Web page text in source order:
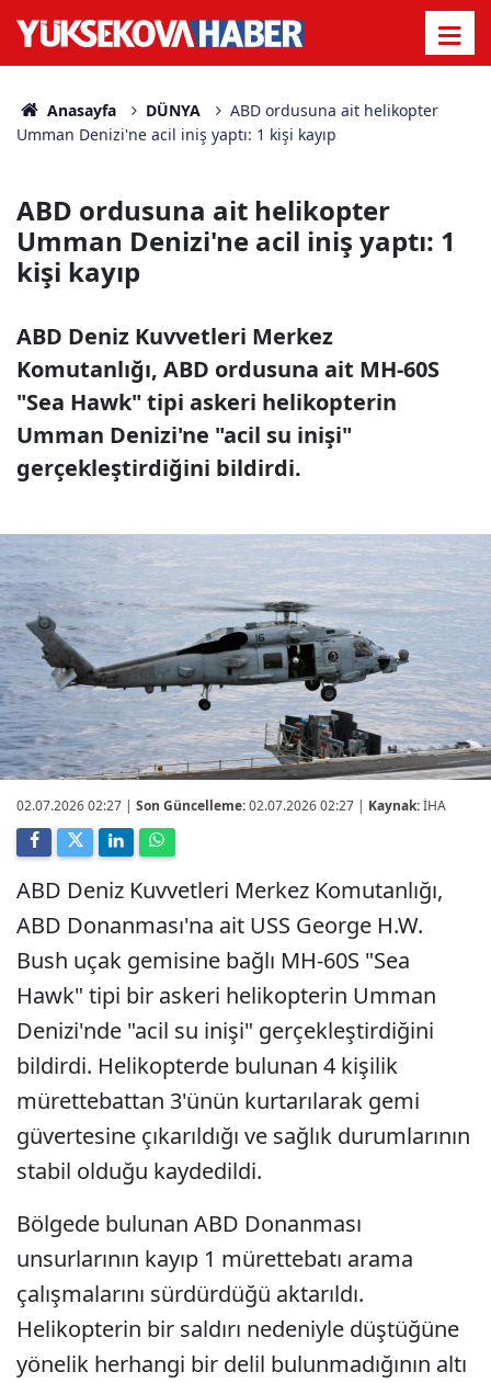
Anasayfa DÜNYA
ABD ordusuna ait helikopter
Umman Denizi'ne acil iniş yaptı: 1 kişi kayıp
ABD ordusuna ait helikopter
Umman Denizi'ne acil iniş yaptı: 1
kişi kayıp
ABD Deniz Kuvvetleri Merkez
Komutanlığı, ABD ordusuna ait MH-60S
"Sea Hawk" tipi askeri helikopterin
Umman Denizi'ne "acil su inişi"
gerçekleştirdiğini bildirdi.
02.07.2026 02:27 | Son Güncelleme:02.07.2026 02:27 | Kaynak:İHA
ABD Deniz Kuvvetleri Merkez Komutanlığı,
ABD Donanması'na ait USS George H.W.
Bush uçak gemisine bağlı MH-60S "Sea
Hawk" tipi bir askeri helikopterin Umman
Denizi'nde "acil su inişi" gerçekleştirdiğini
bildirdi. Helikopterde bulunan 4 kişilik
mürettebattan 3'ünün kurtarılarak gemi
güvertesine çıkarıldığı ve sağlık durumlarının
stabil olduğu kaydedildi.
Bölgede bulunan ABD Donanması
unsurlarının kayıp 1 mürettebatı arama
çalışmalarını sürdürdüğü aktarıldı.
Helikopterin bir saldırı nedeniyle düştüğüne
yönelik herhangi bir delil bulunmadığının altı